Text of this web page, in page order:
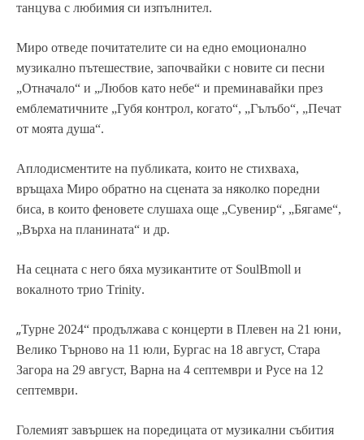
танцува с любимия си изпълнител.
Миро отведе почитателите си на едно емоционално
музикално пътешествие, започвайки с новите си песни
„Отначало“ и „Любов като небе“ и преминавайки през
емблематичните „Губя контрол, когато“, „Гълъбо“, „Печат
от моята душа“.
Аплодисментите на публиката, които не стихваха,
връщаха Миро обратно на сцената за няколко поредни
биса, в които феновете слушаха още „Сувенир“, „Бягаме“,
„Върха на планината“ и др.
На сецната с него бяха музикантите от SoulBmoll и
вокалното трио Trinity.
„Турне 2024“ продължава с концерти в Плевен на 21 юни,
Велико Търново на 11 юли, Бургас на 18 август, Стара
Загора на 29 август, Варна на 4 септември и Русе на 12
септември.
Големият завършек на поредицата от музикални събития